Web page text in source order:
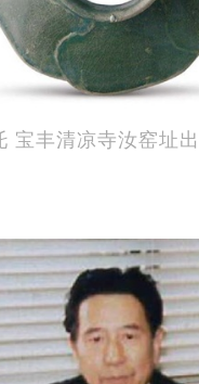
宝丰清凉寺汝窑址